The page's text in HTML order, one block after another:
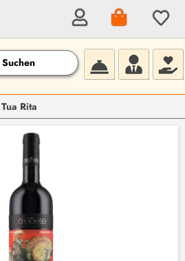
Suchen
Tua Rita